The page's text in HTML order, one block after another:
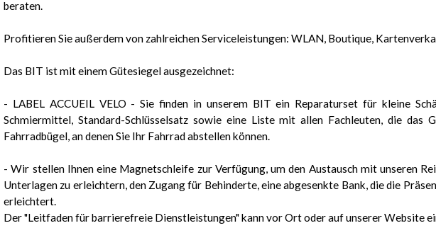
beraten.
Profitieren Sie außerdem von zahlreichen Serviceleistungen: WLAN, Boutique,
Das BIT ist mit einem Gütesiegel ausgezeichnet:
- LABEL ACCUEIL VELO - Sie finden in unserem BIT ein Reparaturset für kleine
Schmiermittel, Standard-Schlüsselsatz sowie eine Liste mit allen Fachleuten, die das
Fahrradbügel, an denen Sie Ihr Fahrrad abstellen können.
- Wir stellen Ihnen eine Magnetschleife zur Verfügung, um den Austausch mit unseren
Unterlagen zu erleichtern, den Zugang für Behinderte, eine abgesenkte Bank, die die
erleichtert.
Der "Leitfaden für barrierefreie Dienstleistungen" kann vor Ort oder auf unserer Website